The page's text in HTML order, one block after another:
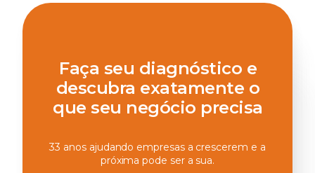
Faça seu diagnóstico e
descubra exatamente o
que seu negócio precisa
33 anos ajudando empresas a crescerem e a
próxima pode ser a sua.